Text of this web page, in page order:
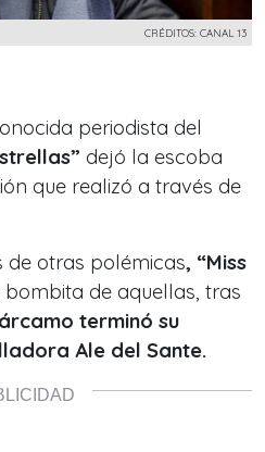
CRÉDITOS: CANAL 13
periodista del
dejó la escoba
que realizó a través de
de otras polémicas, “Miss
bombita de aquellas, tras
terminó su
Ale del Sante.